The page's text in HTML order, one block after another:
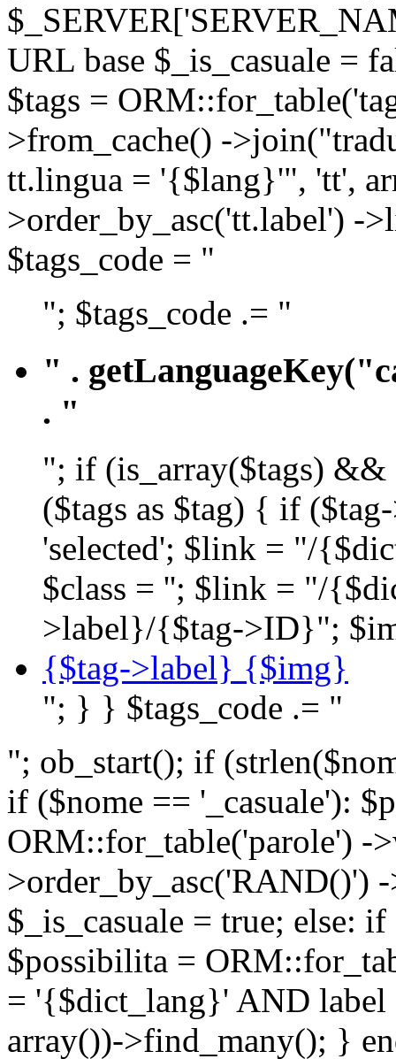
URL base $_is_casuale =
$tags =
>from_cache() -
tt.lingua = '{$lang}'", 'tt',
>order_by_asc('tt.label') -
$tags_code = "
"; $tags_code .= "
" .
. "
"; if (is_array($tags) &&
($tags as $tag) { if
'selected'; $link = "/
$class = ''; $link = "/
>label}/{$tag->ID}";
{$tag->label} {$img}
"; } } $tags_code .= "
"; ob_start(); if
if ($nome == '_casuale'):
ORM::for_table('parole') -
>order_by_asc('RAND()')
$_is_casuale = true; else:
$possibilita =
= '{$dict_lang}' AND
array())->find_many(); }